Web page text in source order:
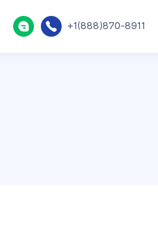
+1(888)870-8911